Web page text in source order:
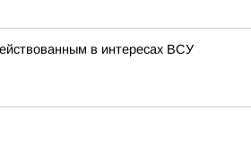
в интересах ВСУ